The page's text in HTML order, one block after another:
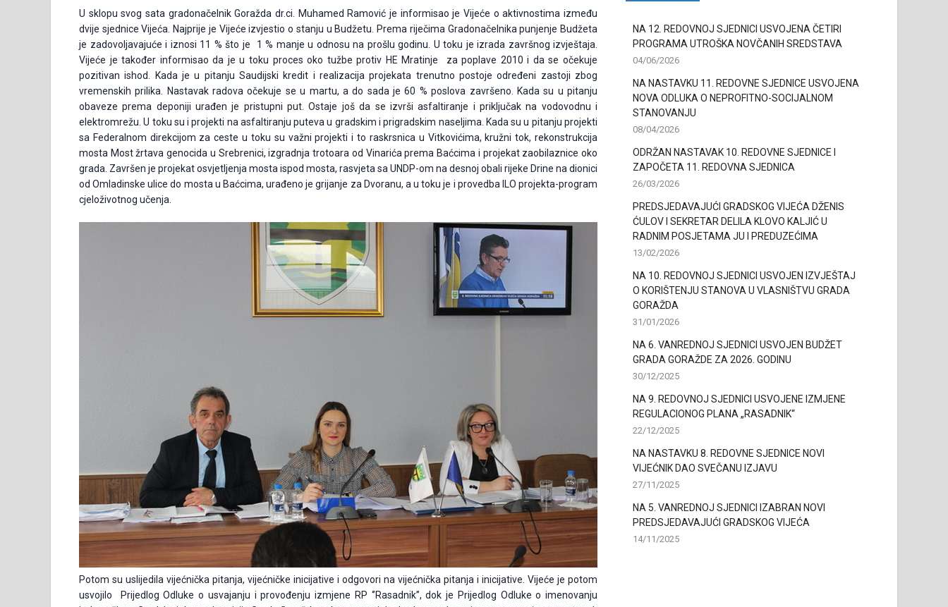
U sklopu svog sata gradonačelnik Goražda dr.ci. Muhamed Ramović je informisao je Vijeće o aktivnostima između
dvije sjednice Vijeća. Najprije je Vijeće izvjestio o stanju u Budžetu. Prema riječima Gradonačelnika punjenje Budžeta
je zadovoljavajuće i iznosi 11 % što je 1 % manje u odnosu na prošlu godinu. U toku je izrada završnog izvještaja.
Vijeće je također informisao da je u toku proces oko tužbe protiv HE Mratinje za poplave 2010 i da se očekuje
pozitivan ishod. Kada je u pitanju Saudijski kredit i realizacija projekata trenutno postoje određeni zastoji zbog
vremenskih prilika. Nastavak radova očekuje se u martu, a do sada je 60 % poslova završeno. Kada su u pitanju
obaveze prema deponiji urađen je pristupni put. Ostaje još da se izvrši asfaltiranje i priključak na vodovodnu i
elektromrežu. U toku su i projekti na asfaltiranju puteva u gradskim i prigradskim naseljima. Kada su u pitanju projekti
sa Federalnom direkcijom za ceste u toku su važni projekti i to raskrsnica u Vitkovićima, kružni tok, rekonstrukcija
mosta Most žrtava genocida u Srebrenici, izgradnja trotoara od Vinarića prema Baćcima i projekat zaobilaznice oko
grada. Završen je projekat osvjetljenja mosta ispod mosta, rasvjeta sa UNDP-om na desnoj obali rijeke Drine na dionici
od Omladinske ulice do mosta u Baćcima, urađeno je grijanje za Dvoranu, a u toku je i provedba ILO projekta-program
cjeloživotnog učenja.
Potom su uslijedila vijećnička pitanja, vijećničke inicijative i odgovori na vijećnička pitanja i inicijative. Vijeće je potom
usvojilo Prijedlog Odluke o usvajanju i provođenju izmjene RP ‘’Rasadnik’’, dok je Prijedlog Odluke o imenovanju
NA 12. REDOVNOJ SJEDNICI USVOJENA ČETIRI
PROGRAMA UTROŠKA NOVČANIH SREDSTAVA
04/06/2026
NA NASTAVKU 11. REDOVNE SJEDNICE USVOJENA
NOVA ODLUKA O NEPROFITNO-SOCIJALNOM
STANOVANJU
08/04/2026
ODRŽAN NASTAVAK 10. REDOVNE SJEDNICE I
ZAPOČETA 11. REDOVNA SJEDNICA
26/03/2026
PREDSJEDAVAJUĆI GRADSKOG VIJEĆA DŽENIS
ĆULOV I SEKRETAR DELILA KLOVO KALJIĆ U
RADNIM POSJETAMA JU I PREDUZEĆIMA
13/02/2026
NA 10. REDOVNOJ SJEDNICI USVOJEN IZVJEŠTAJ
O KORIŠTENJU STANOVA U VLASNIŠTVU GRADA
GORAŽDA
31/01/2026
NA 6. VANREDNOJ SJEDNICI USVOJEN BUDŽET
GRADA GORAŽDE ZA 2026. GODINU
30/12/2025
NA 9. REDOVNOJ SJEDNICI USVOJENE IZMJENE
REGULACIONOG PLANA „RASADNIK“
22/12/2025
NA NASTAVKU 8. REDOVNE SJEDNICE NOVI
VIJEĆNIK DAO SVEČANU IZJAVU
27/11/2025
NA 5. VANREDNOJ SJEDNICI IZABRAN NOVI
PREDSJEDAVAJUĆI GRADSKOG VIJEĆA
14/11/2025